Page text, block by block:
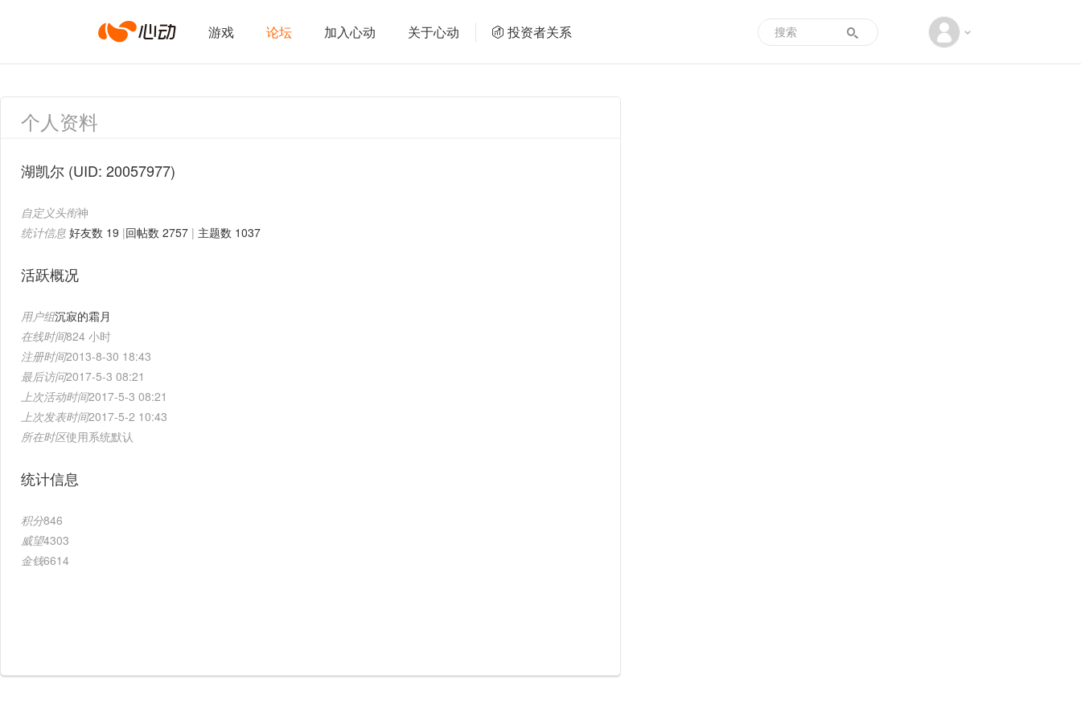
心
动
络
游戏 论坛 加入心动 关于心动 投资者关系
个人资料
湖凯尔 (UID: 20057977)
自定义头衔神
统计信息 好友数 19 |回帖数 2757 | 主题数 1037
活跃概况
用户组沉寂的霜月
在线时间824 小时
注册时间2013-8-30 18:43
最后访问2017-5-3 08:21
上次活动时间2017-5-3 08:21
上次发表时间2017-5-2 10:43
所在时区使用系统默认
统计信息
积分846
威望4303
金钱6614